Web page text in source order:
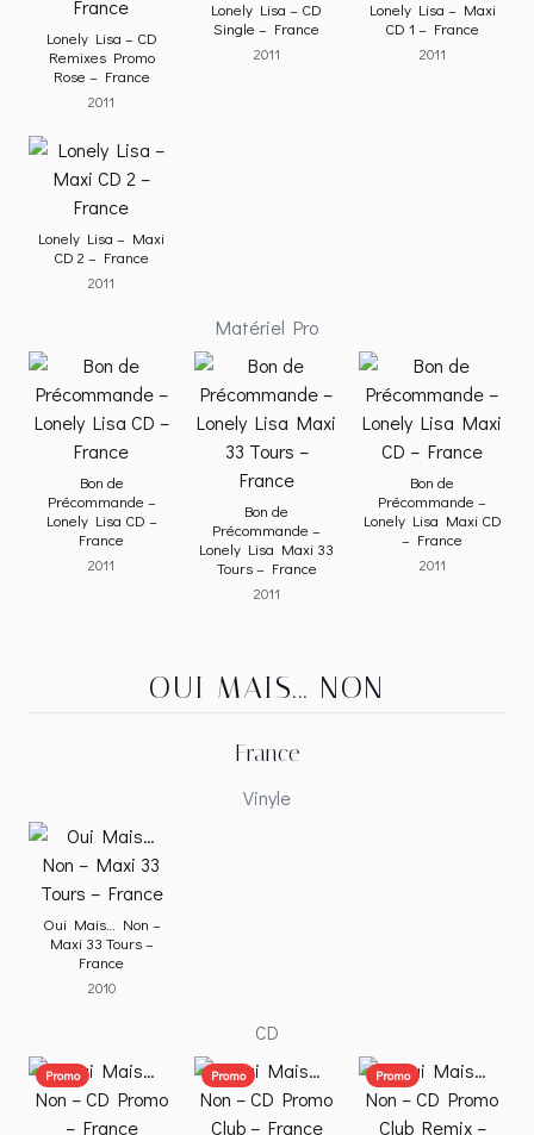
Lonely Lisa – CD
Remixes Promo
Rose – France
2011
Lonely Lisa – CD
Single – France
2011
Lonely Lisa – Maxi
CD 1 – France
2011
Lonely Lisa – Maxi
CD 2 – France
2011
Matériel Pro
Bon de
Précommande –
Lonely Lisa CD –
France
2011
Bon de
Précommande –
Lonely Lisa Maxi 33
Tours – France
2011
Bon de
Précommande –
Lonely Lisa Maxi CD
– France
2011
OUI MAIS... NON
France
Vinyle
Oui Mais… Non –
Maxi 33 Tours –
France
2010
CD
Promo Promo Promo